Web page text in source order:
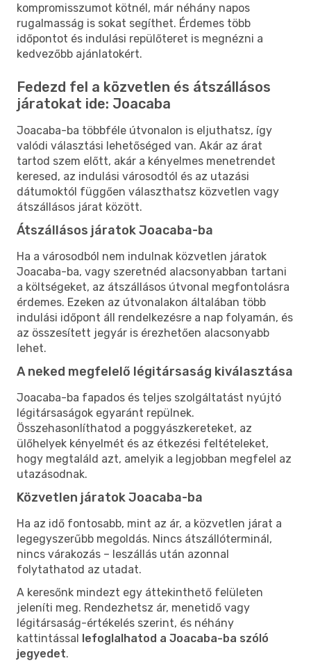
kompromisszumot kötnél, már néhány napos
rugalmasság is sokat segíthet. Érdemes több
időpontot és indulási repülőteret is megnézni a
kedvezőbb ajánlatokért.
Fedezd fel a közvetlen és átszállásos
járatokat ide: Joacaba
Joacaba-ba többféle útvonalon is eljuthatsz, így
valódi választási lehetőséged van. Akár az árat
tartod szem előtt, akár a kényelmes menetrendet
keresed, az indulási városodtól és az utazási
dátumoktól függően választhatsz közvetlen vagy
átszállásos járat között.
Átszállásos járatok Joacaba-ba
Ha a városodból nem indulnak közvetlen járatok
Joacaba-ba, vagy szeretnéd alacsonyabban tartani
a költségeket, az átszállásos útvonal megfontolásra
érdemes. Ezeken az útvonalakon általában több
indulási időpont áll rendelkezésre a nap folyamán, és
az összesített jegyár is érezhetően alacsonyabb
lehet.
A neked megfelelő légitársaság kiválasztása
Joacaba-ba fapados és teljes szolgáltatást nyújtó
légitársaságok egyaránt repülnek.
Összehasonlíthatod a poggyászkereteket, az
ülőhelyek kényelmét és az étkezési feltételeket,
hogy megtaláld azt, amelyik a legjobban megfelel az
utazásodnak.
Közvetlen járatok Joacaba-ba
Ha az idő fontosabb, mint az ár, a közvetlen járat a
legegyszerűbb megoldás. Nincs átszállóterminál,
nincs várakozás – leszállás után azonnal
folytathatod az utadat.
A keresőnk mindezt egy áttekinthető felületen
jeleníti meg. Rendezhetsz ár, menetidő vagy
légitársaság-értékelés szerint, és néhány
kattintással lefoglalhatod a Joacaba-ba szóló
jegyedet.